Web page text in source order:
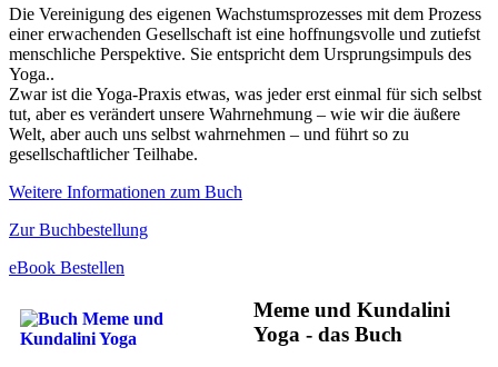
Die Vereinigung des eigenen Wachstumsprozesses mit dem Prozess
einer erwachenden Gesellschaft ist eine hoffnungsvolle und zutiefst
menschliche Perspektive. Sie entspricht dem Ursprungsimpuls des
Yoga..
Zwar ist die Yoga-Praxis etwas, was jeder erst einmal für sich selbst
tut, aber es verändert unsere Wahrnehmung – wie wir die äußere
Welt, aber auch uns selbst wahrnehmen – und führt so zu
gesellschaftlicher Teilhabe.
Weitere Informationen zum Buch
Zur Buchbestellung
eBook Bestellen
Meme und Kundalini
Yoga - das Buch